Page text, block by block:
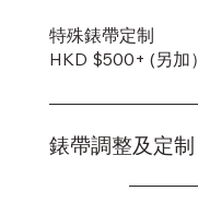
特殊錶帶定制
HKD $500+ (另加）
錶帶調整及定制